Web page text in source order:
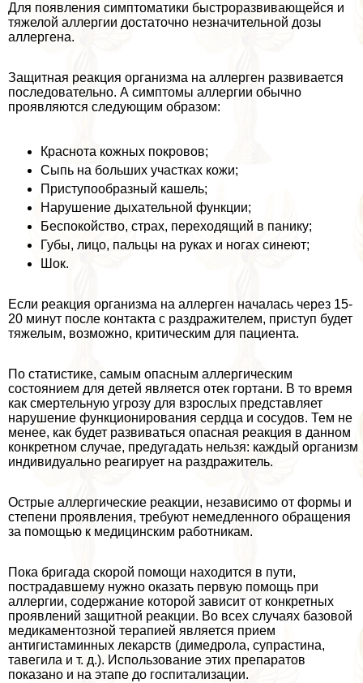
Для появления симптоматики быстроразвивающейся и
тяжелой аллергии достаточно незначительной дозы
аллергена.
Защитная реакция организма на аллерген развивается
последовательно. А симптомы аллергии обычно
проявляются следующим образом:
Краснота кожных покровов;
Сыпь на больших участках кожи;
Приступообразный кашель;
Нарушение дыхательной функции;
Беспокойство, страх, переходящий в панику;
Губы, лицо, пальцы на руках и ногах синеют;
Шок.
Если реакция организма на аллерген началась через 15-
20 минут после контакта с раздражителем, приступ будет
тяжелым, возможно, критическим для пациента.
По статистике, самым опасным аллергическим
состоянием для детей является отек гортани. В то время
как cмepтельную угрозу для взрослых представляет
нарушение функционирования сердца и сосудов. Тем не
менее, как будет развиваться опасная реакция в данном
конкретном случае, предугадать нельзя: каждый организм
индивидуально реагирует на раздражитель.
Острые аллергические реакции, независимо от формы и
степени проявления, требуют немедленного обращения
за помощью к медицинским работникам.
Пока бригада скорой помощи находится в пути,
пострадавшему нужно оказать первую помощь при
аллергии, содержание которой зависит от конкретных
проявлений защитной реакции. Во всех случаях базовой
медикаментозной терапией является прием
антигистаминных лекарств (димедрола, супрастина,
тавегила и т. д.). Использование этих препаратов
показано и на этапе до госпитализации.